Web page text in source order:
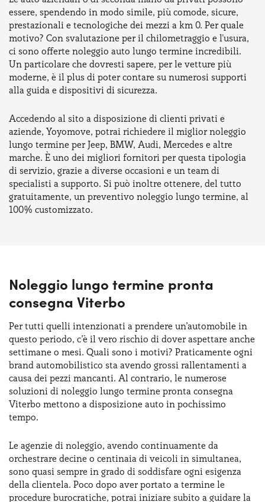
essere, spendendo in modo simile, più comode, sicure,
prestazionali e tecnologiche dei mezzi a km 0. Per quale
motivo? Con svalutazione per il chilometraggio e l'usura,
ci sono offerte noleggio auto lungo termine incredibili.
Un particolare che dovresti sapere, per le vetture più
moderne, è il plus di poter contare su numerosi supporti
alla guida e dispositivi di sicurezza.
Accedendo al sito a disposizione di clienti privati e
aziende, Yoyomove, potrai richiedere il miglior noleggio
lungo termine per Jeep, BMW, Audi, Mercedes e altre
marche. È uno dei migliori fornitori per questa tipologia
di servizio, grazie a diverse occasioni e un team di
specialisti a supporto. Si può inoltre ottenere, del tutto
gratuitamente, un preventivo noleggio lungo termine, al
100% customizzato.
Noleggio lungo termine pronta
consegna Viterbo
Per tutti quelli intenzionati a prendere un’automobile in
questo periodo, c’è il vero rischio di dover aspettare anche
settimane o mesi. Quali sono i motivi? Praticamente ogni
brand automobilistico sta avendo grossi rallentamenti a
causa dei pezzi mancanti. Al contrario, le numerose
soluzioni di noleggio lungo termine pronta consegna
Viterbo mettono a disposizione auto in pochissimo
tempo.
Le agenzie di noleggio, avendo continuamente da
orchestrare decine o centinaia di veicoli in simultanea,
sono quasi sempre in grado di soddisfare ogni esigenza
della clientela. Poco dopo aver portato a termine le
procedure burocratiche, potrai iniziare subito a guidare la